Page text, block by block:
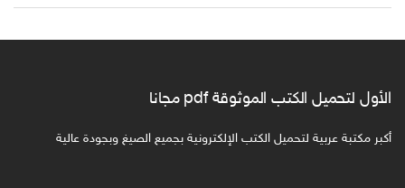
الأول لتحميل الكتب الموثوقة pdf مجانا
أكبر مكتبة عربية لتحميل الكتب الإلكترونية بجميع الصيغ وبجودة عالية